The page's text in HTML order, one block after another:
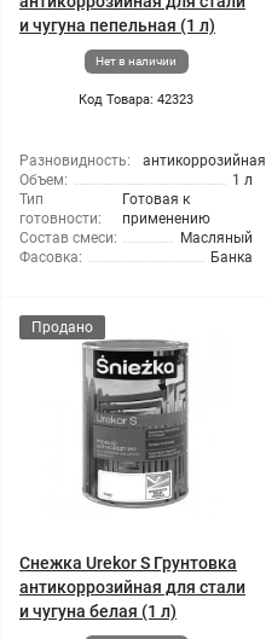
и чугуна пепельная (1 л)
Нет в наличии
Код Товара: 42323
Разновидность:
антикоррозийная
Объем:
1 л
Тип
готовности:
Готовая к
применению
Состав смеси:
Масляный
Фасовка:
Банка
Продано
Снежка Urekor S Грунтовка
антикоррозийная для стали
и чугуна белая (1 л)